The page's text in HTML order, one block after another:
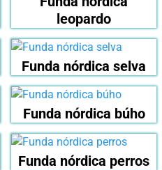
leopardo
Funda nórdica selva
Funda nórdica búho
Funda nórdica perros